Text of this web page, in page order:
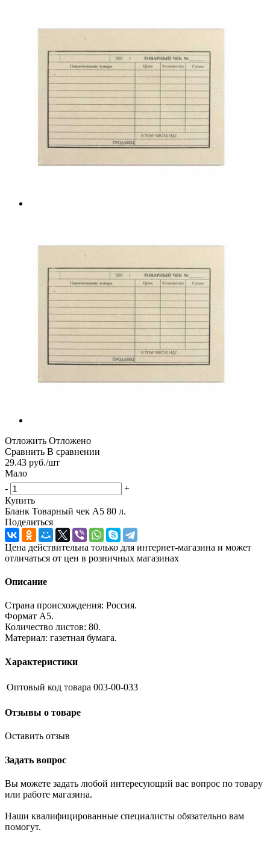
Отложить Отложено
Сравнить В сравнении
29.43 руб./шт
Мало
-
+
Купить
Бланк Товарный чек А5 80 л.
Поделиться
Цена действительна только для интернет-магазина и может
отличаться от цен в розничных магазинах
Описание
Страна происхождения: Россия.
Формат А5.
Количество листов: 80.
Материал: газетная бумага.
Характеристики
Оптовый код товара 003-00-033
Отзывы о товаре
Оставить отзыв
Задать вопрос
Вы можете задать любой интересующий вас вопрос по товару
или работе магазина.
Наши квалифицированные специалисты обязательно вам
помогут.